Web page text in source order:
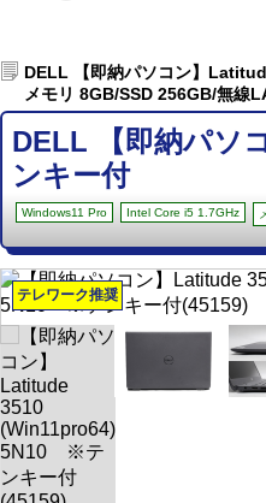
DELL 【即納パソコン】
メモリ 8GB/SSD 256GB/無線
DELL 【即納パソ
ンキー付
Windows11 Pro Intel Core i5 1.7GHz
テレワーク推奨